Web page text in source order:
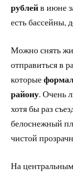
рублейв июне
есть бассейны,
Можно снять
отправиться в
которые
району. Очень
хотя бы раз
белоснежный
чистой
На